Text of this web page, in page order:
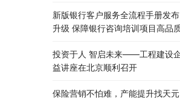
新版银行客户服务全流程手册发
升级 保障银行咨询培训项目高品
投资于人 智启未来——工程建设
益讲座在北京顺利召开
保险营销不怕难，产能提升找天元